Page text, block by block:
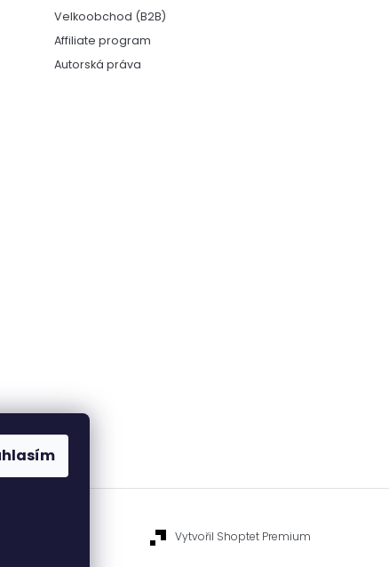
Velkoobchod (B2B)
Affiliate program
Autorská práva
Vytvořil Shoptet Premium